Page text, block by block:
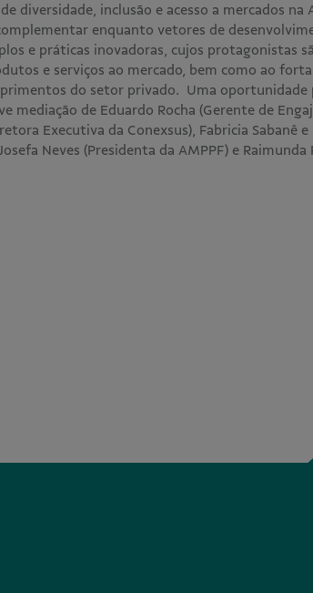
diversidade, inclusão e acesso a mercados na
enquanto vetores de
e práticas inovadoras, cujos protagonistas
e serviços ao mercado, bem como ao
do setor privado. Uma oportunidade
mediação de Eduardo Rocha (Gerente de
Executiva da Conexsus), Fabricia Sabanê
Neves (Presidenta da AMPPF) e